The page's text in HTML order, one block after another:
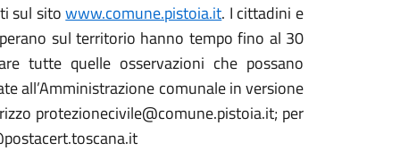
sul sitowww.comune.pistoia.it. I cittadini e
sul territorio hanno tempo fino al 30
tutte quelle osservazioni che possano
all’Amministrazione comunale in versione
protezionecivile@comune.pistoia.it; per